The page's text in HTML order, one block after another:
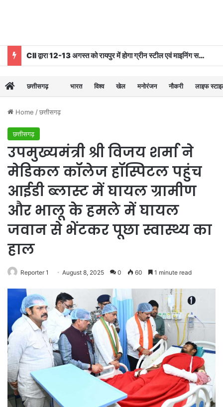
CII द्वारा 12-13 अगस्त को रायपुर में होगा ग्रीन स्टील एवं माइनिंग समिट 2026 का आयोजन
छत्तीसगढ़ भारत विश्व खेल मनोरंजन नौकरी लाइफ
Home /छत्तीसगढ़
छत्तीसगढ़
उपमुख्यमंत्री श्री विजय शर्मा ने
मेडिकल कॉलेज हॉस्पिटल पहुंच
आईडी ब्लास्ट में घायल ग्रामीण
और भालू के हमले में घायल
जवान से भेंटकर पूछा स्वास्थ्य का
हाल
Reporter 1 August 8, 2025 0 60 1 minute read